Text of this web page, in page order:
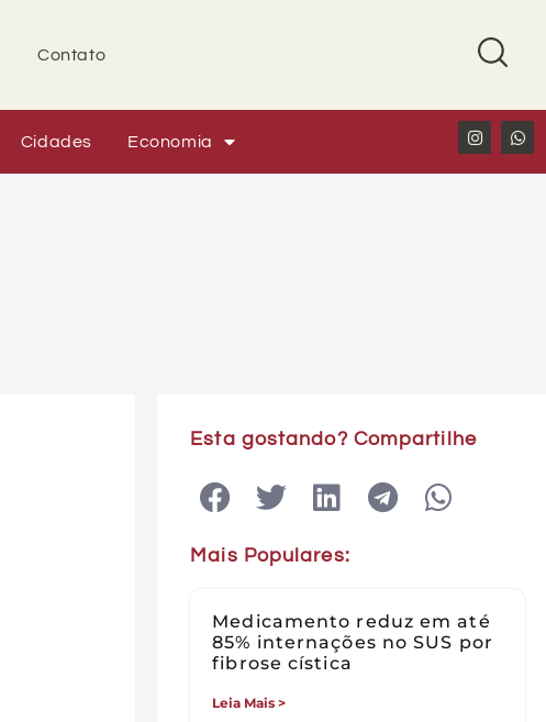
Contato
Cidades Economia
Esta gostando? Compartilhe
Mais Populares:
Medicamento reduz em até
85% internações no SUS por
fibrose cística
Leia Mais >